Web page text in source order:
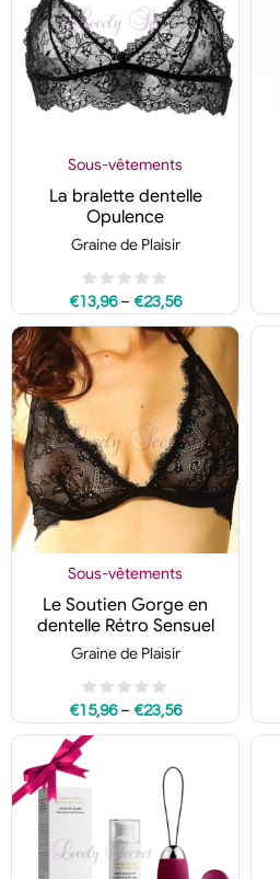
Sous-vêtements
La bralette dentelle
Opulence
Graine de Plaisir
€13,96– €23,56
Sous-vêtements
Le Soutien Gorge en
dentelle Rétro Sensuel
Graine de Plaisir
€15,96– €23,56